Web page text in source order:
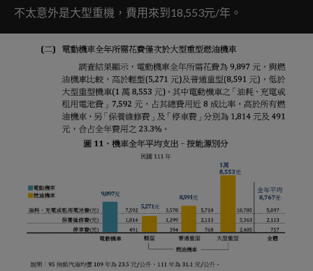
不太意外是大型重機，費用來到18,553元/年。